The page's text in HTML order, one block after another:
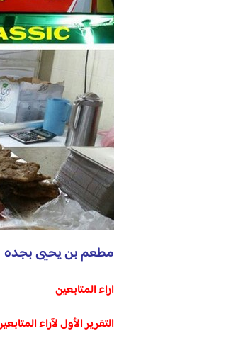
مطعم بن يحيى بجده
اراء المتابعين
التقرير الأول لآراء